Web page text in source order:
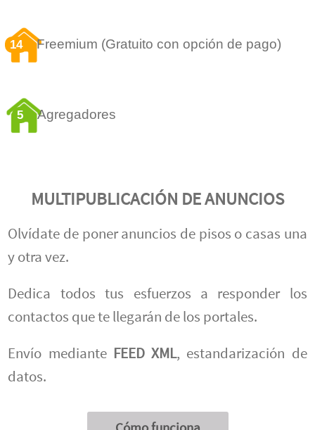
14 Freemium (Gratuito con opción de pago)
5 Agregadores
MULTIPUBLICACIÓN DE ANUNCIOS
Olvídate de poner anuncios de pisos o casas una
y otra vez.
Dedica todos tus esfuerzos a responder los
contactos que te llegarán de los portales.
Envío mediante FEED XML, estandarización de
datos.